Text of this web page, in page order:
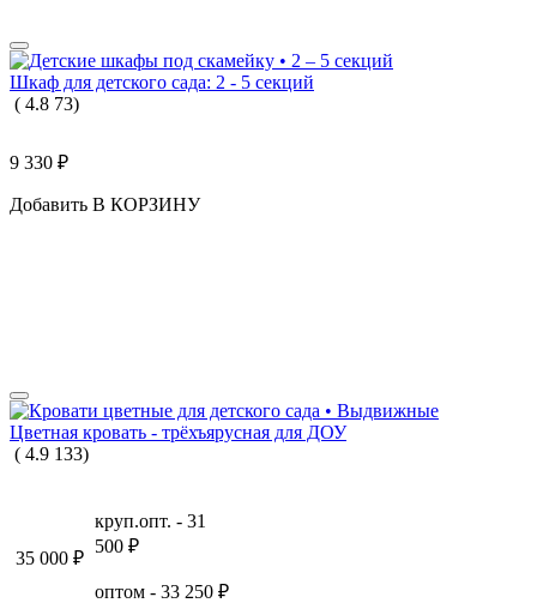
Шкаф для детского сада: 2 - 5 секций
( 4.8 73)
9 330 ₽
Добавить В КОРЗИНУ
Цветная кровать - трёхъярусная для ДОУ
( 4.9 133)
35 000 ₽
круп.опт. - 31
500 ₽
оптом - 33 250 ₽